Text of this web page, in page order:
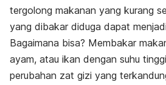
tergolong makanan yang kurang
yang dibakar diduga dapat
Bagaimana bisa? Membakar
ayam, atau ikan dengan suhu
perubahan zat gizi yang